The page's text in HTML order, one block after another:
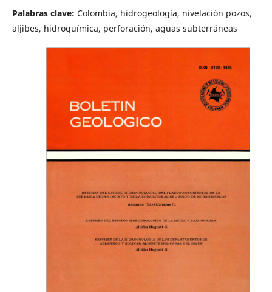
Palabras clave: Colombia, hidrogeología, nivelación pozos,
aljibes, hidroquímica, perforación, aguas subterráneas